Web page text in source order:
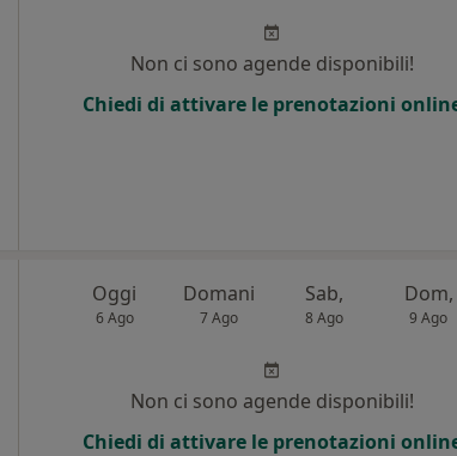
Non ci sono agende disponibili!
Chiedi di attivare le prenotazioni
Oggi
6 Ago
Domani
7 Ago
Sab,
8 Ago
Dom,
9 Ago
Non ci sono agende disponibili!
Chiedi di attivare le prenotazioni